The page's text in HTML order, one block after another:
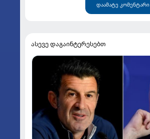
დაამატე კომენტარი
ასევე დაგაინტერესებთ